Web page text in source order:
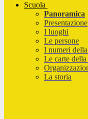
Scuola
Panoramica
Presentazione
I luoghi
Le persone
I numeri
Le carte della
La storia